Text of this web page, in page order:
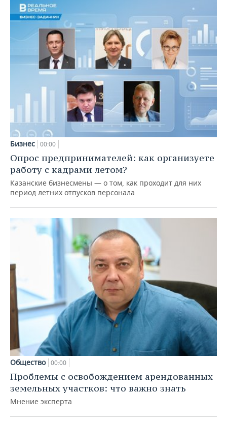
Бизнес 00:00
Опрос предпринимателей: как организуете
работу с кадрами летом?
Казанские бизнесмены — о том, как проходит для них
период летних отпусков персонала
Общество 00:00
Проблемы с освобождением арендованных
земельных участков: что важно знать
Мнение эксперта